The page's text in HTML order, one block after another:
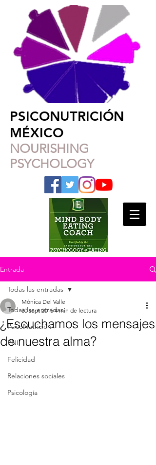
PSICONUTRICIÓN
MÉXICO
NOURISHING
PSYCHOLOGY
Entrada
Todas las entradas
PsicoNutrición
PNL
Felicidad
Relaciones sociales
Psicología
Todas las entradas
¿Escuchamos los mensajes
de nuestra alma?
Mónica Del Valle
30 sept 2015 4 min de lectura